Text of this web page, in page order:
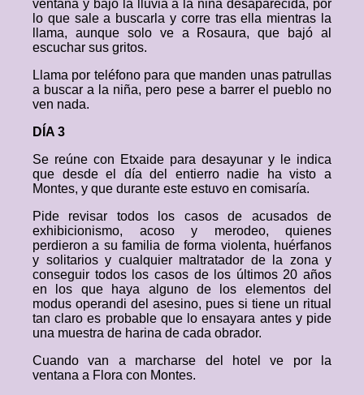
ventana y bajo la lluvia a la niña desaparecida, por
lo que sale a buscarla y corre tras ella mientras la
llama, aunque solo ve a Rosaura, que bajó al
escuchar sus gritos.
Llama por teléfono para que manden unas patrullas
a buscar a la niña, pero pese a barrer el pueblo no
ven nada.
DÍA 3
Se reúne con Etxaide para desayunar y le indica
que desde el día del entierro nadie ha visto a
Montes, y que durante este estuvo en comisaría.
Pide revisar todos los casos de acusados de
exhibicionismo, acoso y merodeo, quienes
perdieron a su familia de forma violenta, huérfanos
y solitarios y cualquier maltratador de la zona y
conseguir todos los casos de los últimos 20 años
en los que haya alguno de los elementos del
modus operandi del asesino, pues si tiene un ritual
tan claro es probable que lo ensayara antes y pide
una muestra de harina de cada obrador.
Cuando van a marcharse del hotel ve por la
ventana a Flora con Montes.